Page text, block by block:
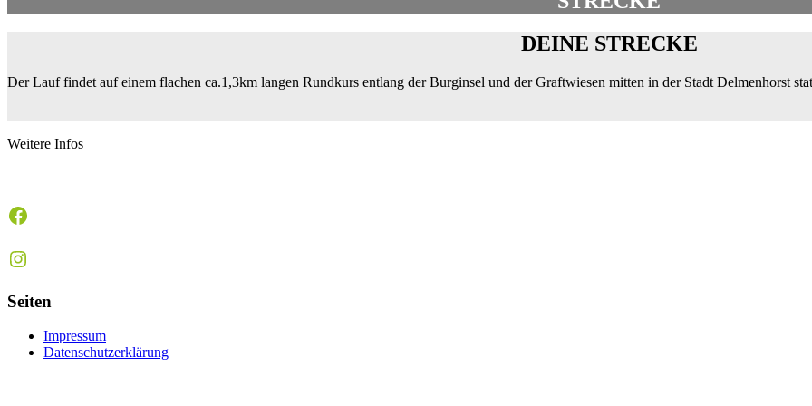
DEINE STRECKE
Der Lauf findet auf einem flachen ca.1,3km langen Rundkurs entlang der Burginsel und der Graftwiesen mitten in der Stadt Delmenhorst
Weitere Infos
Facebook
Instagram
Seiten
Impressum
Datenschutzerklärung